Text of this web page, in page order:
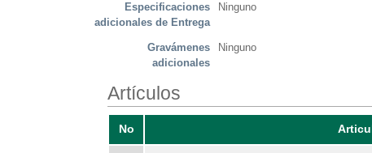
Especificaciones
adicionales de Entrega
Ninguno
Gravámenes
adicionales
Ninguno
Artículos
No